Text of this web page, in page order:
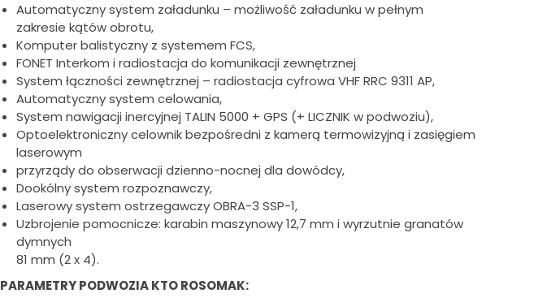
Automatyczny system załadunku – możliwość załadunku w pełnym
zakresie kątów obrotu,
Komputer balistyczny z systemem FCS,
FONET Interkom i radiostacja do komunikacji zewnętrznej
System łączności zewnętrznej – radiostacja cyfrowa VHF RRC 9311 AP,
Automatyczny system celowania,
System nawigacji inercyjnej TALIN 5000 + GPS (+ LICZNIK w podwoziu),
Optoelektroniczny celownik bezpośredni z kamerą termowizyjną i zasięgiem
laserowym
przyrządy do obserwacji dzienno-nocnej dla dowódcy,
Dookólny system rozpoznawczy,
Laserowy system ostrzegawczy OBRA-3 SSP-1,
Uzbrojenie pomocnicze: karabin maszynowy 12,7 mm i wyrzutnie granatów
dymnych
81 mm (2 x 4).
PARAMETRY PODWOZIA KTO ROSOMAK: